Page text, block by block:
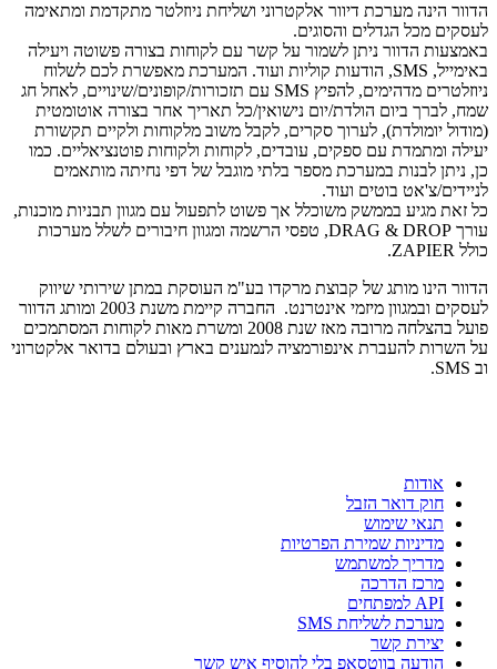
quality
swiss
replicawatch.io
for
ladies
and
men
on
sale.the
best
gradewatches.to
in
the
also
building
belonging
the
relationships
הדוור הינה מערכת דיוור אלקטרוני ושליחת ניוזלטר מתקדמת ומתאימה
לעסקים מכל הגדלים והסוגים.
באמצעות הדוור ניתן לשמור על קשר עם לקוחות בצורה פשוטה ויעילה
באימייל, SMS, הודעות קוליות ועוד. המערכת מאפשרת לכם לשלוח
ניוזלטרים מדהימים, להפיץ SMS עם תזכורות/קופונים/שינויים, לאחל חג
שמח, לברך ביום הולדת/יום נישואין/כל תאריך אחר בצורה אוטומטית
(מודול יומולדת), לערוך סקרים, לקבל משוב מלקוחות ולקיים תקשורת
יעילה ומתמדת עם ספקים, עובדים, לקוחות ולקוחות פוטנציאליים. כמו
כן, ניתן לבנות במערכת מספר בלתי מוגבל של דפי נחיתה מותאמים
לניידים/צ'אט בוטים ועוד.
כל זאת מגיע בממשק משוכלל אך פשוט לתפעול עם מגוון תבניות מוכנות,
עורך DRAG & DROP, טפסי הרשמה ומגוון חיבורים לשלל מערכות
כולל ZAPIER.
הדוור הינו מותג של קבוצת מרקדו בע"מ העוסקת במתן שירותי שיווק
לעסקים ובמגוון מיזמי אינטרנט. החברה קיימת משנת 2003 ומותג הדוור
פועל בהצלחה מרובה מאז שנת 2008 ומשרת מאות לקוחות המסתמכים
על השרות להעברת אינפורמציה לנמענים בארץ ובעולם בדואר אלקטרוני
וב SMS.
אודות
חוק דואר הזבל
תנאי שימוש
מדיניות שמירת הפרטיות
מדריך למשתמש
מרכז הדרכה
API למפתחים
מערכת לשליחת SMS
יצירת קשר
הודעה בווטסאפ בלי להוסיף איש קשר